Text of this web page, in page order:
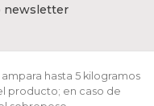
newsletter
hasta 5 kilogramos
producto; en caso de